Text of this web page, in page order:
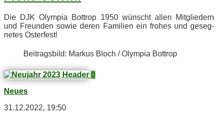
Die DJK Olym­pia Bot­trop 1950 wünscht al­len Mit­glie­dern
und Freun­den so­wie de­ren Fa­mi­li­en ein fro­hes und ge­seg­
ne­tes Osterfest!
Bei­trags­bild: Mar­kus Bloch / Olym­pia Bottrop
0
Neues
31.12.2022, 19:50